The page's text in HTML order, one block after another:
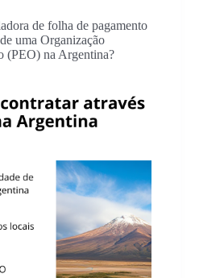
de folha de pagamento
uma Organização
(PEO) na Argentina?